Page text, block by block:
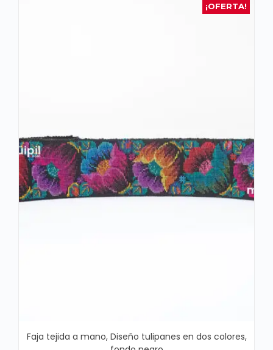
¡OFERTA!
Faja tejida a mano, Diseño tulipanes en dos colores,